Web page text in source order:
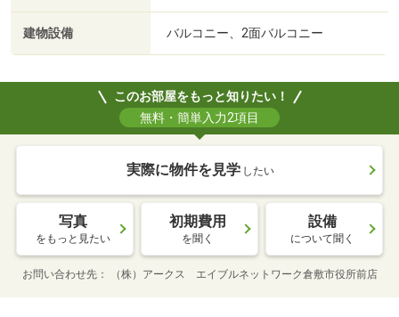
建物設備 バルコニー、2面バルコニー
このお部屋をもっと知りたい！
無料・簡単入力2項目
実際に物件を見学 したい
写真
をもっと見たい
初期費用
を聞く
設備
について聞く
お問い合わせ先 （株）アークス エイブルネットワーク倉敷市役所前店